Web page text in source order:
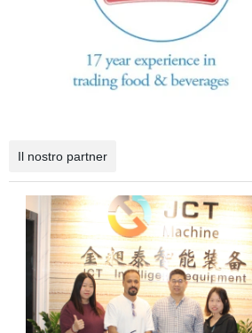
Il nostro partner